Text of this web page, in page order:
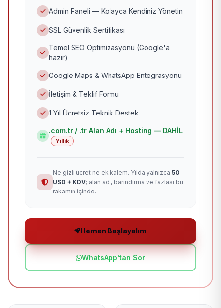
Admin Paneli — Kolayca Kendiniz Yönetin
SSL Güvenlik Sertifikası
Temel SEO Optimizasyonu (Google'a
hazır)
Google Maps & WhatsApp Entegrasyonu
İletişim & Teklif Formu
1 Yıl Ücretsiz Teknik Destek
.com.tr / .tr Alan Adı + Hosting — DAHİL
Yıllık
Ne gizli ücret ne ek kalem. Yılda yalnızca 50
USD + KDV; alan adı, barındırma ve fazlası bu
rakamın içinde.
Hemen Başlayalım
WhatsApp'tan Sor